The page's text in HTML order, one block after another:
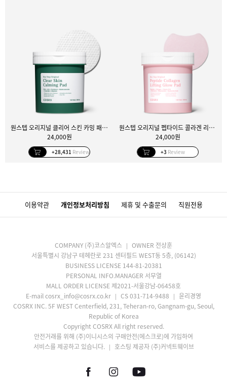
원스텝 오리지널 클리어 스킨 카밍 패드 100매
24,000원
+28,431 Review
원스텝 오리지널 펩타이드 콜라겐 리프팅 글로우 패드 100매
24,000원
+3 Review
이용약관 개인정보처리방침 제휴 및 수출문의 직원전용
COMPANY (주)코스알엑스
OWNER 전상훈
서울특별시 강남구 테헤란로 231 센터필드 WEST동 5층, (06142)
BUSINESS LICENSE 144-81-20381
PERSONAL INFO.MANAGER 서무열
MALL ORDER LICENSE 제2021-서울강남-06458호
E-mail cosrx_info@cosrx.co.kr
CS 031-714-9488
윤리경영
COSRX INC. 5F WEST Centerfield, 231, Teheran-ro, Gangnam-gu, Seoul,
Republic of Korea
Copyright COSRX All right reserved.
안전거래를 위해 (주)이니시스의 구매안전(에스크로)에 가입하여
서비스를 제공하고 있습니다.
호스팅 제공자 (주)커넥트웨이브